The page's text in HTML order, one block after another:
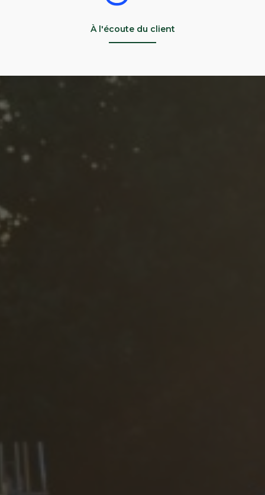
À l'écoute du client